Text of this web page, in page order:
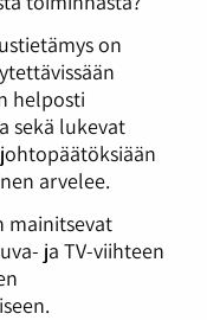
on
helposti
sekä lukevat
arvelee.
mainitsevat
ja TV-viihteen